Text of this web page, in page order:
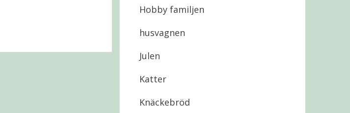
Hobby familjen
husvagnen
Julen
Katter
Knäckebröd